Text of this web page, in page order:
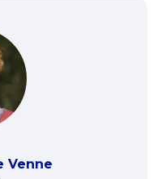
Venne